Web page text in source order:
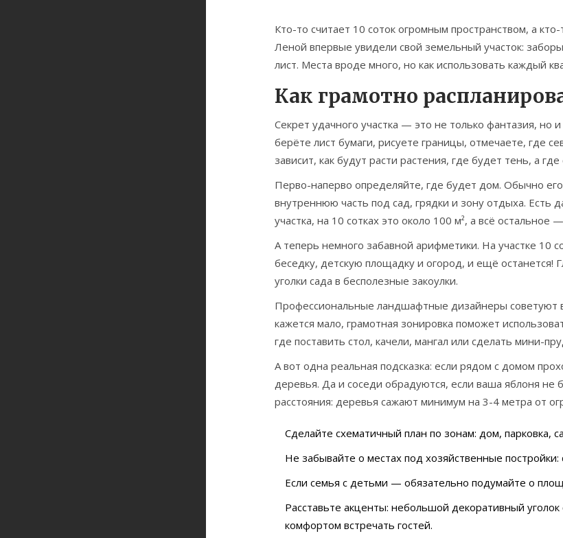
Кто-то считает 10 соток огромным пространством, а
Леной впервые увидели свой земельный участок:
лист. Места вроде много, но как использовать каждый
Как грамотно
Секрет удачного участка — это не только фантазия, но
берёте лист бумаги, рисуете границы, отмечаете, где
зависит, как будут расти растения, где будет тень, а
Перво-наперво определяйте, где будет дом. Обычно
внутреннюю часть под сад, грядки и зону отдыха. Есть
участка, на 10 сотках это около 100 м², а всё
А теперь немного забавной арифметики. На участке 10
беседку, детскую площадку и огород, и ещё
уголки сада в бесполезные закоулки.
Профессиональные ландшафтные дизайнеры советуют
кажется мало, грамотная зонировка поможет
где поставить стол, качели, мангал или сделать мини-
А вот одна реальная подсказка: если рядом с домом
деревья. Да и соседи обрадуются, если ваша яблоня
расстояния: деревья сажают минимум на 3-4 метра от
Сделайте схематичный план по зонам: дом, парковка,
Не забывайте о местах под хозяйственные
Если семья с детьми — обязательно подумайте о
Расставьте акценты: небольшой декоративный
комфортом встречать гостей.